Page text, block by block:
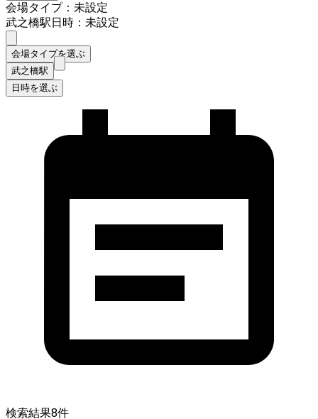
会場タイプ：未設定
武之橋駅日時：未設定
会場タイプを選ぶ
武之橋駅
日時を選ぶ
検索結果8件